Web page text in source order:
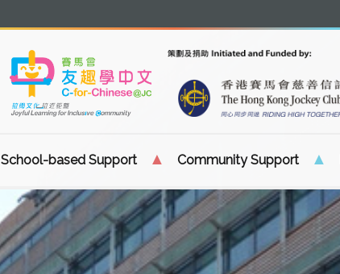
School-based Support Community Support